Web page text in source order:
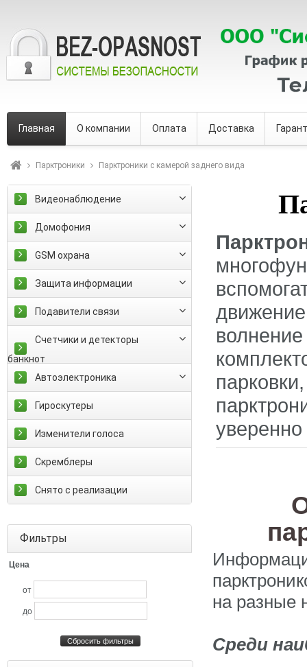
Главная О компании Оплата Доставка
Парктроники Парктроники с камерой заднего вида
Видеонаблюдение
Домофония
GSM охрана
Защита информации
Подавители связи
Счетчики и детекторы
банкнот
Автоэлектроника
Гироскутеры
Изменители голоса
Скремблеры
Снято с реализации
Фильтры
Цена
от
до
Сбросить фильтры
на разные
Среди